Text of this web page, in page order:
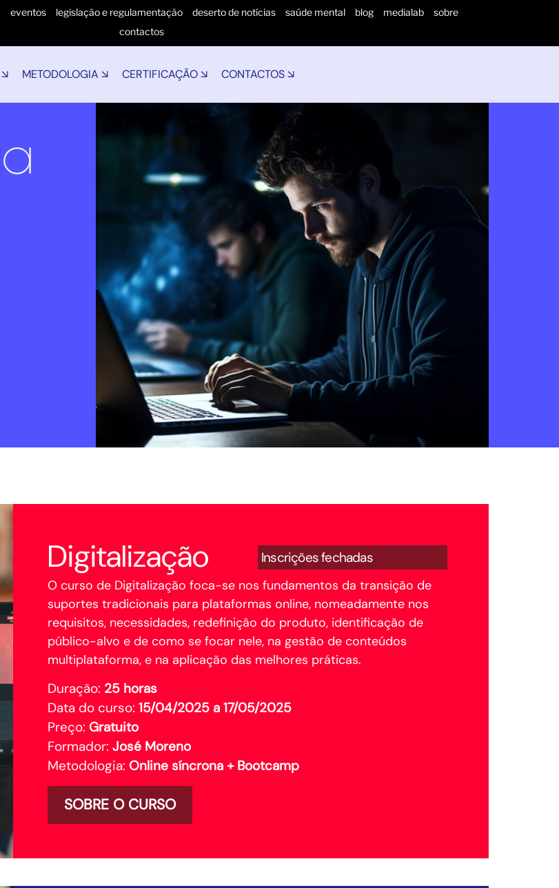
eventos legislação e regulamentação deserto de notícias saúde mental blog medialab
sobre
contactos
↘ METODOLOGIA ↘ CERTIFICAÇÃO ↘ CONTACTOS ↘
Digitalização Inscrições fechadas
O curso de Digitalização foca-se nos fundamentos da transição de
suportes tradicionais para plataformas online, nomeadamente nos
requisitos, necessidades, redefinição do produto, identificação de
público-alvo e de como se focar nele, na gestão de conteúdos
multiplataforma, e na aplicação das melhores práticas.
Duração: 25 horas
Data do curso: 15/04/2025 a 17/05/2025
Preço: Gratuito
Formador: José Moreno
Metodologia: Online síncrona + Bootcamp
SOBRE O CURSO